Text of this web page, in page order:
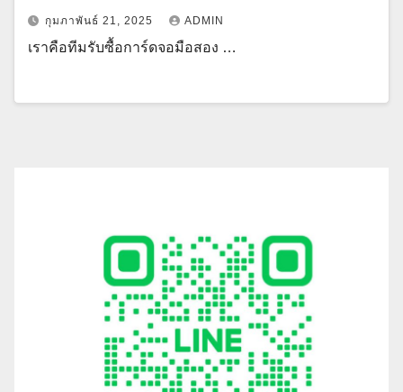
กุมภาพันธ์ 21, 2025 ADMIN
เราคือทีมรับซื้อการ์ดจอมือสอง …